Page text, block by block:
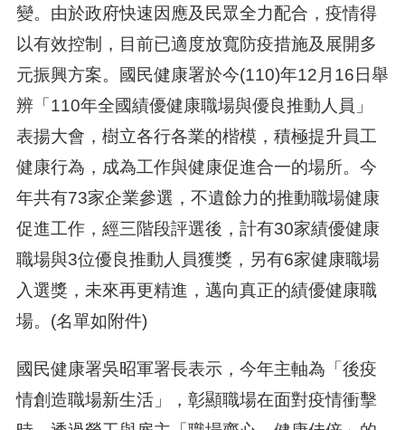
變。由於政府快速因應及民眾全力配合，疫情得
以有效控制，目前已適度放寬防疫措施及展開多
元振興方案。國民健康署於今(110)年12月16日舉
辨「110年全國績優健康職場與優良推動人員」
表揚大會，樹立各行各業的楷模，積極提升員工
健康行為，成為工作與健康促進合一的場所。今
年共有73家企業參選，不遺餘力的推動職場健康
促進工作，經三階段評選後，計有30家績優健康
職場與3位優良推動人員獲獎，另有6家健康職場
入選獎，未來再更精進，邁向真正的績優健康職
場。(名單如附件)
國民健康署吳昭軍署長表示，今年主軸為「後疫
情創造職場新生活」，彰顯職場在面對疫情衝擊